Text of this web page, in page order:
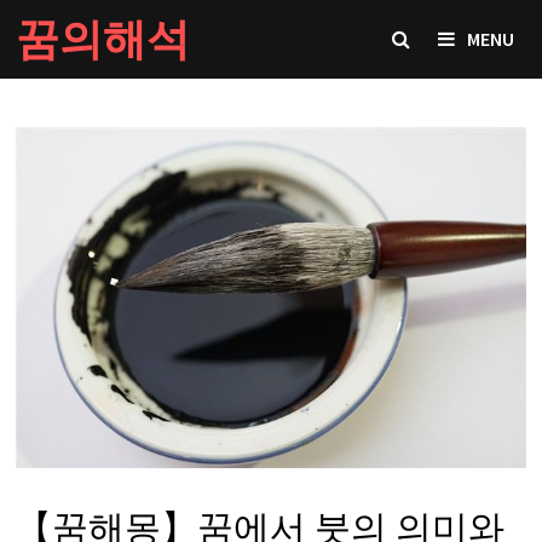
Skip
to
content
꿈의해석 MENU
【꿈해몽】꿈에서 붓의 의미와